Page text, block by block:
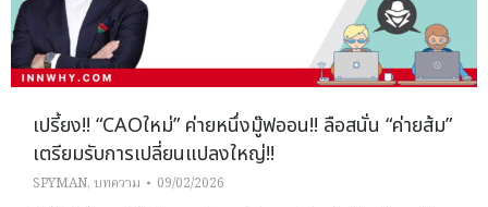
เปรี้ยง!! “CAOใหม่” ค่ายหนึ่งมู๊ฟออน!! ลือสนั่น “ค่ายส้ม”
เตรียมรับการเปลี่ยนแปลงใหญ่!!
SPYMAN, บทความ 09/02/2026